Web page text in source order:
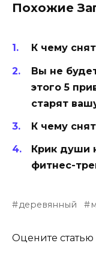
Похожие
К чему
Вы не
этого 5
старят
К чему
Крик души
фитнес-
деревянный
Оцените статью